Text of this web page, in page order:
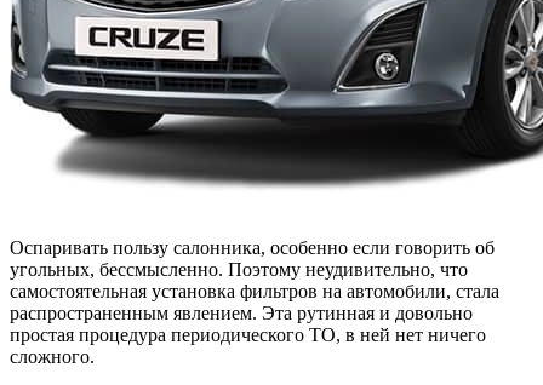
Оспаривать пользу салонника, особенно если говорить об
угольных, бессмысленно. Поэтому неудивительно, что
самостоятельная установка фильтров на автомобили, стала
распространенным явлением. Эта рутинная и довольно
простая процедура периодического ТО, в ней нет ничего
сложного.